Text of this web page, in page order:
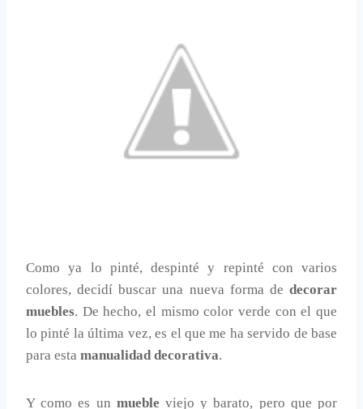
Como ya lo pinté, despinté y repinté con varios
colores, decidí buscar una nueva forma de decorar
muebles. De hecho, el mismo color verde con el que
lo pinté la última vez, es el que me ha servido de base
para esta manualidad decorativa.
Y como es un mueble viejo y barato, pero que por